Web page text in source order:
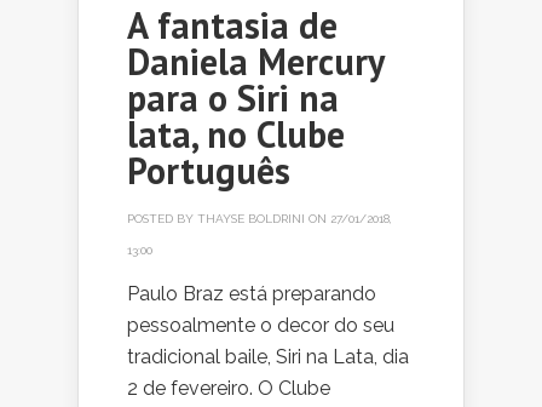
A fantasia de
Daniela Mercury
para o Siri na
lata, no Clube
Português
POSTED BY THAYSE BOLDRINI ON 27/01/2018,
13:00
Paulo Braz está preparando
pessoalmente o decor do seu
tradicional baile, Siri na Lata, dia
2 de fevereiro. O Clube